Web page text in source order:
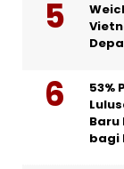
53%
Baru
bagi